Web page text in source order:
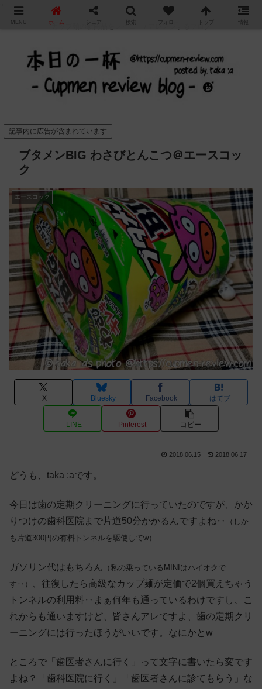
カップ麺の新商品をレビュー / アレンジするブログ
記事内に広告が含まれています
ブタメンBIG わさびとんこつ＠エースコッ
ク
エースコック
X Bluesky Facebook はてブ
LINE Pinterest コピー
2018.06.15 2018.06.17
どうも、taka :aです。
今日は歯の定期クリーニングに行っていたのですが、かか
りつけの歯科医院まで片道50分かかるんですよね‥
（しか
も片道300円の有料トンネルを駆使してw）
ガソリン代はもちろん （私の乗っているMINIはハイオクで
す‥）
、往復したら高級なカップ麺が定価で2個買えちゃう
トンネルの利用料‥まぁ何年も通っているわけですし、こ
れからも通いますけど、皆さんアレですよ、歯の定期クリ
ーニングには行ったほうがいいです。なにかとw
ところで「歯医者さんに行く」って文字に書いたら変です
よね？「歯科医院に行く」「歯医者さんに診てもらう」な
MENU ホーム シェア 検索 フォロー トップ 情報